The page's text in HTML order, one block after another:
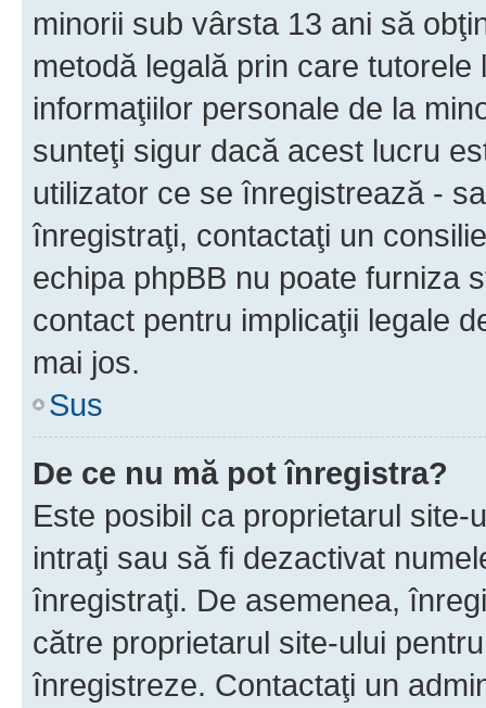
minorii sub vârsta 13 ani să
metodă legală prin care
informaţiilor personale de la
sunteţi sigur dacă acest lucru
utilizator ce se înregistrează -
înregistraţi, contactaţi un
echipa phpBB nu poate furniza
contact pentru implicaţii legale
mai jos.
Sus
De ce nu mă pot înregistra?
Este posibil ca proprietarul
intraţi sau să fi dezactivat
înregistraţi. De asemenea,
către proprietarul site-ului
înregistreze. Contactaţi un